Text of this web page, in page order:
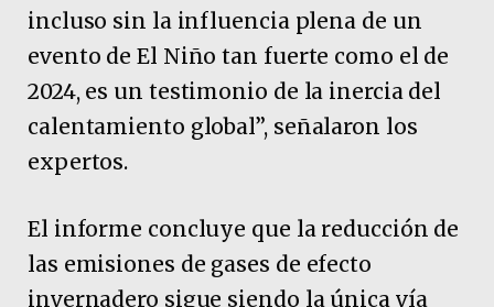
incluso sin la influencia plena de un
evento de El Niño tan fuerte como el de
2024, es un testimonio de la inercia del
calentamiento global”, señalaron los
expertos.
El informe concluye que la reducción de
las emisiones de gases de efecto
invernadero sigue siendo la única vía